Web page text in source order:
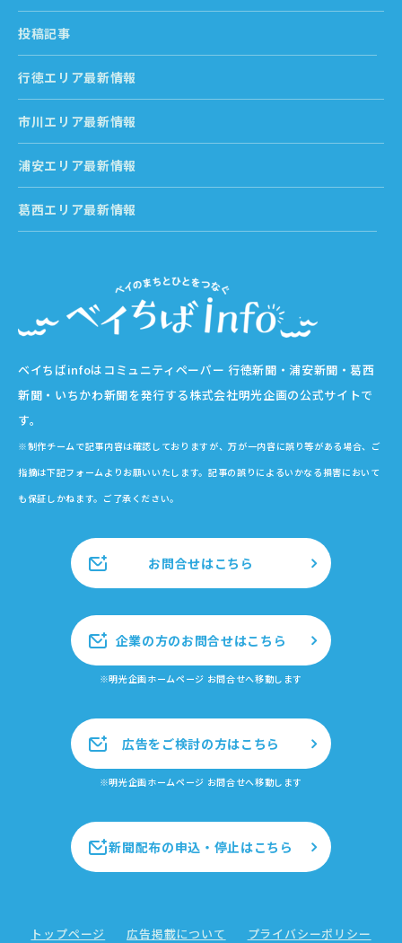
ベイちばinfoはコミュニティペーパー 行徳新聞・浦安新聞・葛西
新聞・いちかわ新聞を発行する株式会社明光企画の公式サイトで
す。
※制作チームで記事内容は確認しておりますが、万が一内容に誤り等がある場合、ご
指摘は下記フォームよりお願いいたします。記事の誤りによるいかなる損害において
も保証しかねます。ご了承ください。
お問合せはこちら
企業の方のお問合せはこちら
※明光企画ホームページ お問合せへ移動します
広告をご検討の方はこちら
※明光企画ホームページ お問合せへ移動します
新聞配布の申込・停止はこちら
投稿記事
行徳エリア最新情報
市川エリア最新情報
浦安エリア最新情報
葛西エリア最新情報
トップページ 広告掲載について プライバシーポリシー